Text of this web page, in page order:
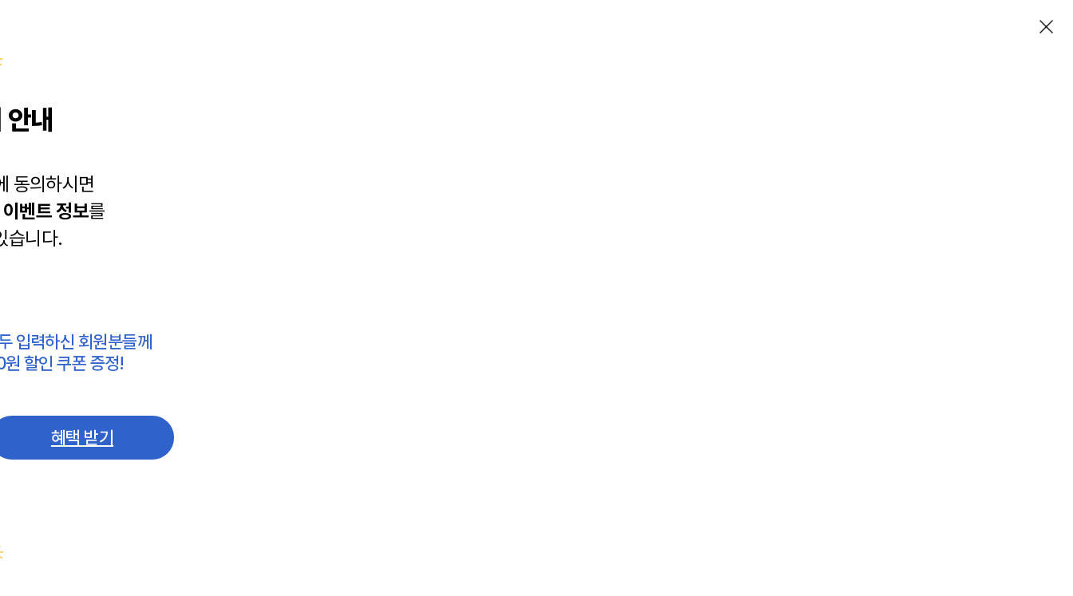
내
동의하시면
이벤트 정보를
습니다.
입력하신 회원분들께
할인 쿠폰 증정!
혜택 받기